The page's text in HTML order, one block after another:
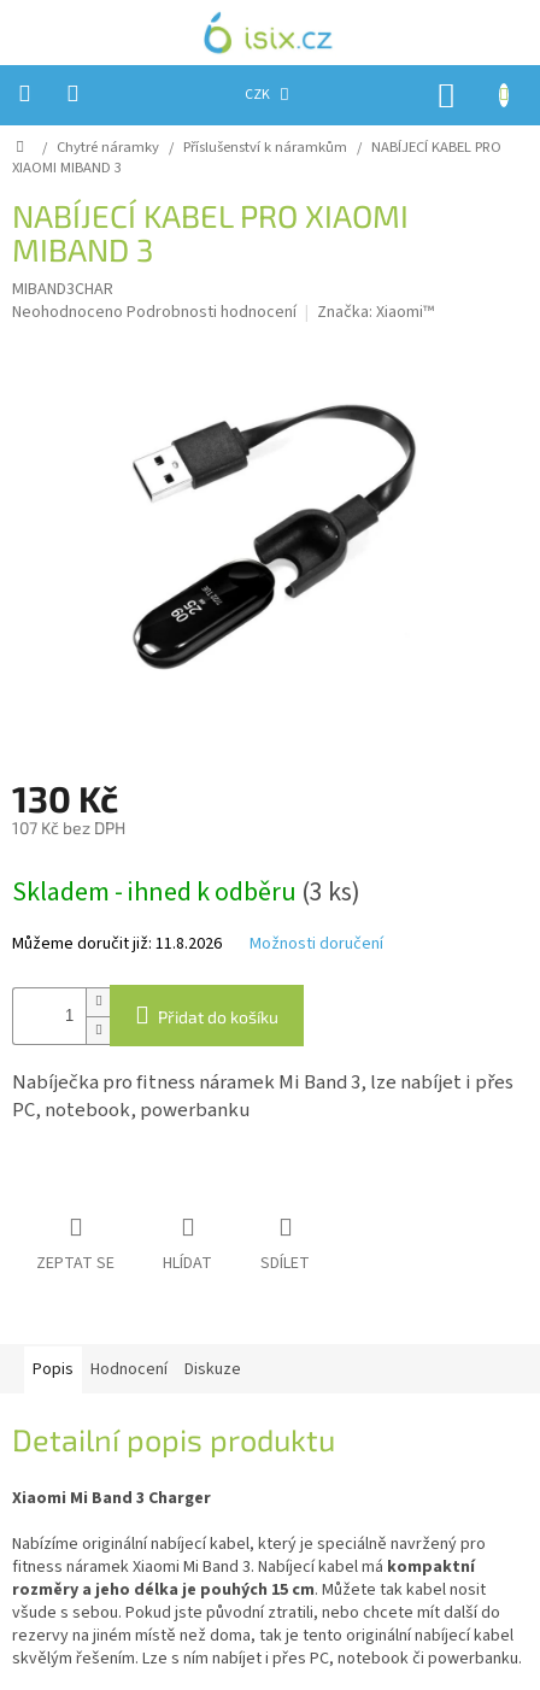
CZK
Úvod
Reklamace?
Obchodní
podmínky
Návody,
kamery
vybavení
Webkamery
náramky
Domů
/ Chytré náramky / Příslušenství k náramkům / NABÍJECÍ KABEL PRO
XIAOMI MIBAND 3
NABÍJECÍ KABEL PRO XIAOMI
MIBAND 3
MIBAND3CHAR
Průměrné
Neohodnoceno Podrobnosti hodnocení Značka: Xiaomi™
130 Kč
107 Kč bez DPH
cena:
Skladem - ihned k odběru (3 ks)
Můžeme doručit již: 11.8.2026 Možnosti doručení
Přidat do košíku
Nabíječka pro fitness náramek Mi Band 3, lze nabíjet i přes
PC, notebook, powerbanku
ZEPTAT SE HLÍDAT SDÍLET
Popis Hodnocení Diskuze
Detailní popis produktu
Xiaomi Mi Band 3 Charger
Nabízíme originální nabíjecí kabel, který je speciálně navržený pro
fitness náramek Xiaomi Mi Band 3. Nabíjecí kabel má kompaktní
rozměry a jeho délka je pouhých 15 cm. Můžete tak kabel nosit
všude s sebou. Pokud jste původní ztratili, nebo chcete mít další do
rezervy na jiném místě než doma, tak je tento originální nabíjecí kabel
skvělým řešením. Lze s ním nabíjet i přes PC, notebook či powerbanku.